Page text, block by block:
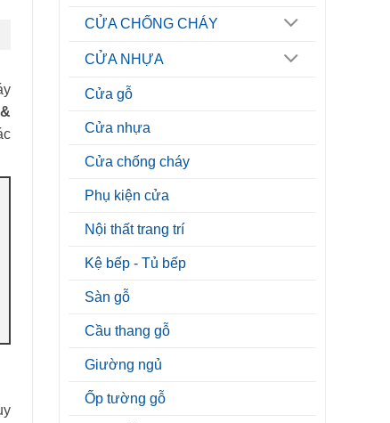
CỬA CHỐNG CHÁY
CỬA NHỰA
Cửa gỗ
Cửa nhựa
Cửa chống cháy
Phụ kiện cửa
Nội thất trang trí
Kệ bếp - Tủ bếp
Sàn gỗ
Cầu thang gỗ
Giường ngủ
Ốp tường gỗ